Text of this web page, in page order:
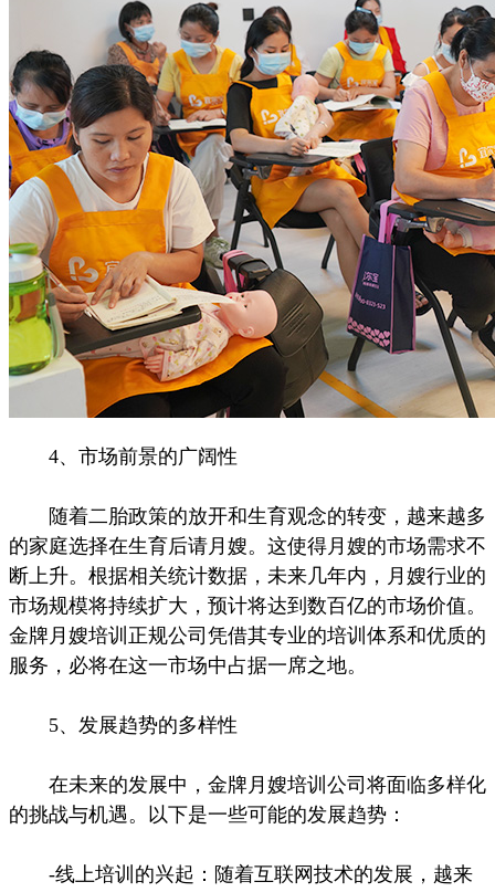
4、市场前景的广阔性
随着二胎政策的放开和生育观念的转变，越来越多
的家庭选择在生育后请月嫂。这使得月嫂的市场需求不
断上升。根据相关统计数据，未来几年内，月嫂行业的
市场规模将持续扩大，预计将达到数百亿的市场价值。
金牌月嫂培训正规公司凭借其专业的培训体系和优质的
服务，必将在这一市场中占据一席之地。
5、发展趋势的多样性
在未来的发展中，金牌月嫂培训公司将面临多样化
的挑战与机遇。以下是一些可能的发展趋势：
-线上培训的兴起：随着互联网技术的发展，越来